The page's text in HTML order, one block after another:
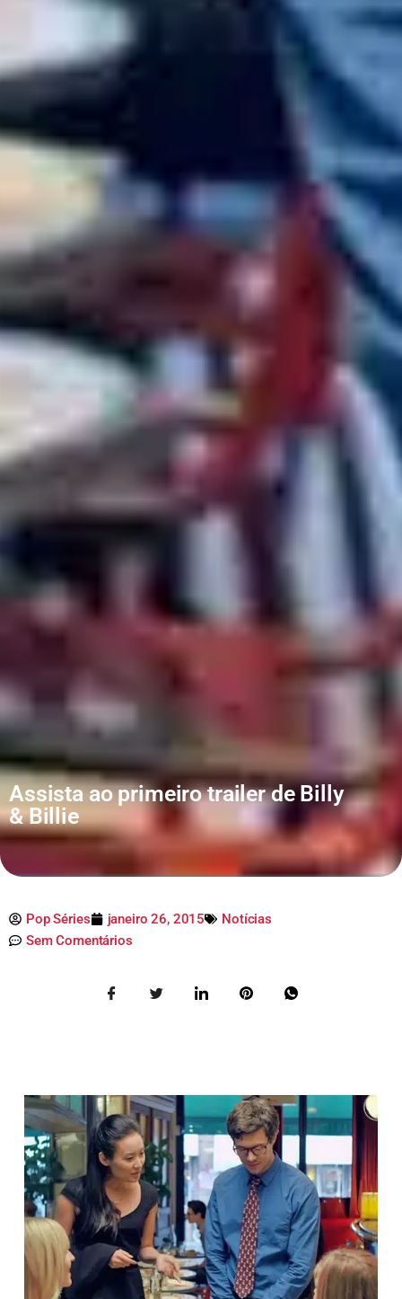
Assista ao primeiro trailer de Billy
& Billie
Pop Séries janeiro 26, 2015
Notícias
Sem Comentários